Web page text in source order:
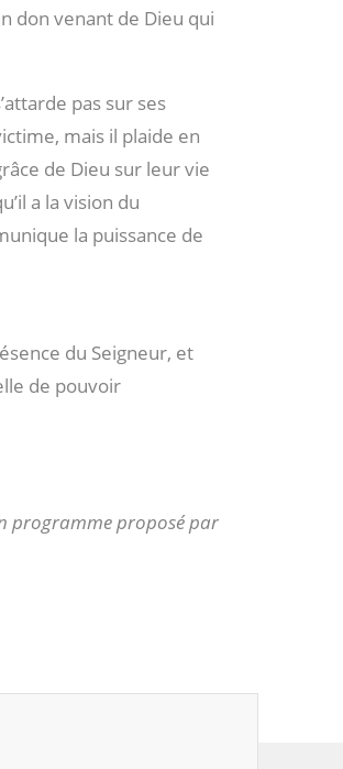
don venant de Dieu qui
pas sur ses
mais il plaide en
de Dieu sur leur vie
a la vision du
la puissance de
du Seigneur, et
de pouvoir
programme proposé par